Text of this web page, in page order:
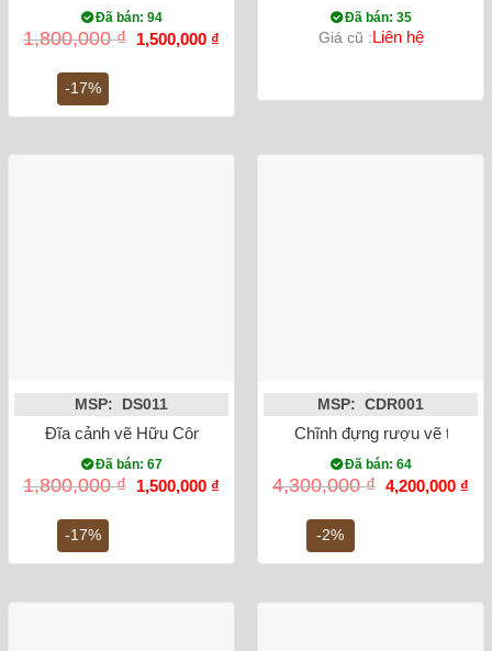
-17%
Đã bán: 94
1,800,000₫
Giá
gốc
1,500,000 ₫
1,500,000 ₫.
Đã bán: 35
Giá cũ :Liên hệ
-17%
MSP: DS011
Đĩa cảnh vẽ Hữu Công Tùng phi 38cm
Đã bán: 67
1,800,000₫
Giá
gốc
1,500,000 ₫
1,500,000 ₫.
-2%
MSP: CDR001
Chĩnh đựng rượu vẽ tứ
Đã bán: 64
4,300,000₫ Giá
gốc
4,200,000 ₫